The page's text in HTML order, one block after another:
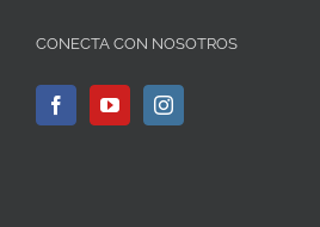
CONECTA CON NOSOTROS